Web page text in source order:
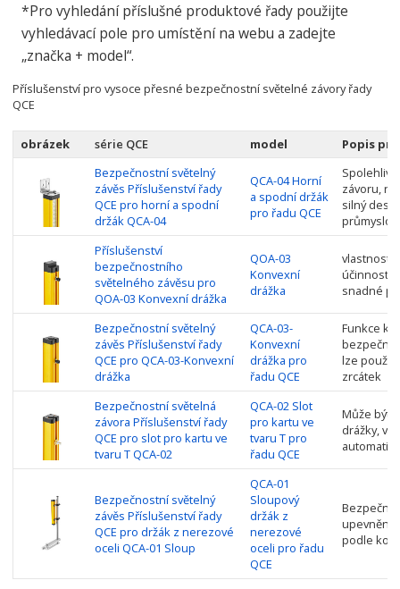
*Pro vyhledání příslušné produktové řady použijte
vyhledávací pole pro umístění na webu a zadejte
„značka + model“.
Příslušenství pro vysoce přesné bezpečnostní světelné závory řady
QCE
obrázek série QCE model
Popis
Bezpečnostní světelný
závěs Příslušenství řady
QCE pro horní a spodní
držák QCA-04
QCA-04 Horní
a spodní držák
pro řadu QCE
závoru,
silný
Příslušenství
bezpečnostního
světelného závěsu pro
QOA-03 Konvexní drážka
QOA-03
Konvexní
drážka
vlastnost
účinnost
snadné
Bezpečnostní světelný
závěs Příslušenství řady
QCE pro QCA-03-Konvexní
drážka
QCA-03-
Konvexní
drážka pro
řadu QCE
Funkce
lze použít
zrcátek
Bezpečnostní světelná
závora Příslušenství řady
QCE pro slot pro kartu ve
tvaru T QCA-02
QCA-02 Slot
pro kartu ve
tvaru T pro
řadu QCE
Může být
drážky, v
Bezpečnostní světelný
závěs Příslušenství řady
QCE pro držák z nerezové
oceli QCA-01 Sloup
QCA-01
Sloupový
držák z
nerezové
oceli pro řadu
QCE
upevněn
podle